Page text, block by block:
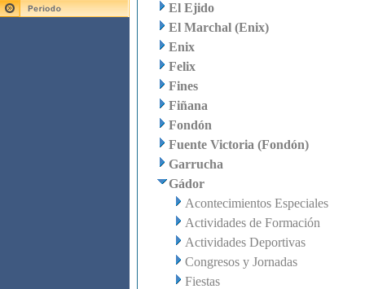
El Ejido
El Marchal (Enix)
Enix
Felix
Fines
Fiñana
Fondón
Fuente Victoria (Fondón)
Garrucha
Gádor
Acontecimientos Especiales
Actividades de Formación
Actividades Deportivas
Congresos y Jornadas
Fiestas